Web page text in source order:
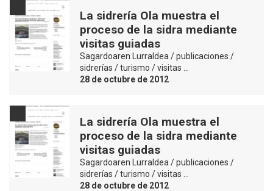
La sidrería Ola muestra el
proceso de la sidra mediante
visitas guiadas
Sagardoaren Lurraldea / publicaciones /
sidrerías / turismo / visitas …
28 de octubre de 2012
La sidrería Ola muestra el
proceso de la sidra mediante
visitas guiadas
Sagardoaren Lurraldea / publicaciones /
sidrerías / turismo / visitas …
28 de octubre de 2012